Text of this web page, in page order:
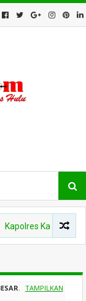
Kapuas Hulu
. TAMPILKAN